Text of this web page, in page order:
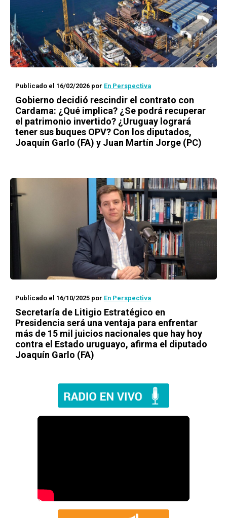
Publicado el 16/02/2026 por En Perspectiva
Gobierno decidió rescindir el contrato con
Cardama: ¿Qué implica? ¿Se podrá recuperar
el patrimonio invertido? ¿Uruguay logrará
tener sus buques OPV? Con los diputados,
Joaquín Garlo (FA) y Juan Martín Jorge (PC)
Publicado el 16/10/2025 por En Perspectiva
Secretaría de Litigio Estratégico en
Presidencia será una ventaja para enfrentar
más de 15 mil juicios nacionales que hay hoy
contra el Estado uruguayo, afirma el diputado
Joaquín Garlo (FA)